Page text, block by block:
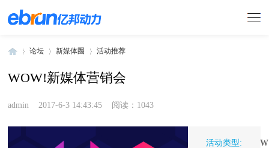
»
论坛
›
新媒体圈
›
活动推荐
WOW!新媒体营销会
admin 2017-6-3 14:43:45 阅读：1043
活动类型:
W